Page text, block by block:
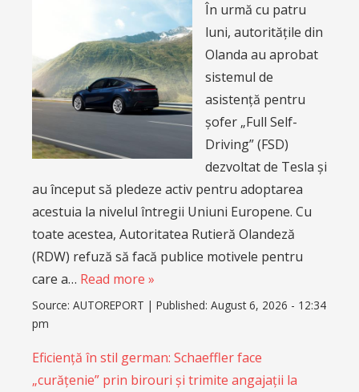
În urmă cu patru
luni, autoritățile din
Olanda au aprobat
sistemul de
asistență pentru
șofer „Full Self-
Driving” (FSD)
dezvoltat de Tesla și
au început să pledeze activ pentru adoptarea
acestuia la nivelul întregii Uniuni Europene. Cu
toate acestea, Autoritatea Rutieră Olandeză
(RDW) refuză să facă publice motivele pentru
care a… Read more »
Source: AUTOREPORT | Published: August 6, 2026 - 12:34
pm
Eficiență în stil german: Schaeffler face
„curățenie” prin birouri și trimite angajații la